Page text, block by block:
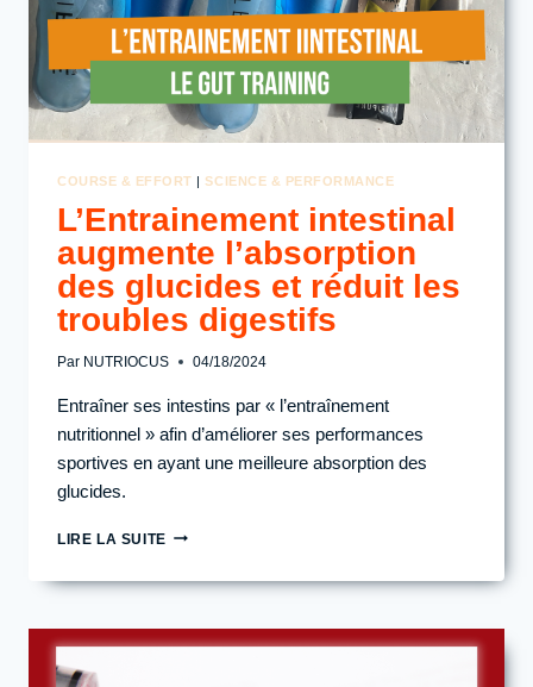
COURSE & EFFORT |SCIENCE & PERFORMANCE
L’Entrainement intestinal
augmente l’absorption
des glucides et réduit les
troubles digestifs
Par NUTRIOCUS 04/18/2024
Entraîner ses intestins par « l’entraînement
nutritionnel » afin d’améliorer ses performances
sportives en ayant une meilleure absorption des
glucides.
LIRE LA SUITEL’ENTRAINEMENT
AUGMENTE
GLUCIDES